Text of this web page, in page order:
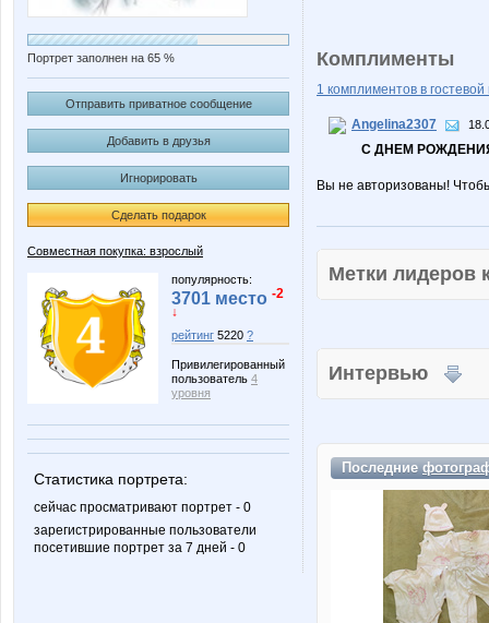
Портрет заполнен на 65 %
Отправить приватное сообщение
Добавить в друзья
Игнорировать
Сделать подарок
Совместная покупка: взрослый
популярность:
3701 место -2
↓
рейтинг 5220 ?
Привилегированный
пользователь 4
уровня
Статистика портрета:
сейчас просматривают портрет - 0
зарегистрированные пользователи
посетившие портрет за 7 дней - 0
Комплименты
1 комплиментов в гостевой
Angelina2307
С ДНЕМ
Вы не авторизованы!
Метки
Интервью
Последние